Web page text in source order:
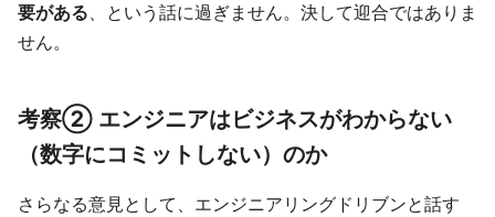
要がある、という話に過ぎません。決して迎合ではありま
せん。
考察② エンジニアはビジネスがわからない
（数字にコミットしない）のか
さらなる意見として、エンジニアリングドリブンと話す